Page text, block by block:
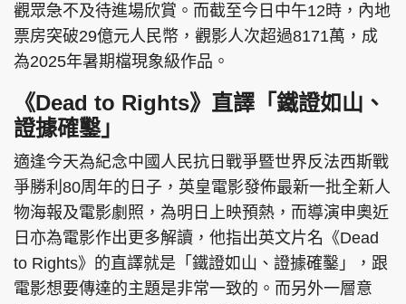
PCM 電腦廣場 星島頭條 星島日報
頭條日報 星島環球 The Standard
親子王 Oh!爸媽 JobMarket
頭條搵工 EDUPLUS
觀眾急不及待進場欣賞。而截至今日中午12時，內地
票房突破29億元人民幣，觀影人次超過8171萬，成
為2025年暑期檔現象級作品。
《Dead to Rights》直譯「鐵證如山、
證據確鑿」
適逢今天為紀念中國人民抗日戰爭暨世界反法西斯戰
爭勝利80周年的日子，英皇電影發佈最新一批全新人
物海報及電影劇照，為明日上映預熱，而導演申奧近
日亦為電影作出更多解讀，他指出英文片名《Dead
to Rights》的直譯就是「鐵證如山、證據確鑿」，跟
電影想要傳達的主題是非常一致的。而另外一層意